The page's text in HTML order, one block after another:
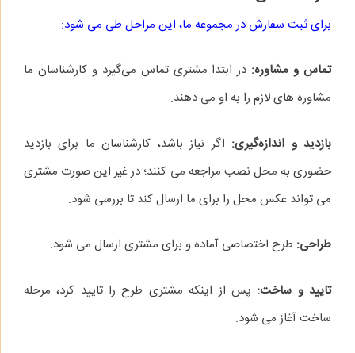
برای ثبت سفارش در مجموعه ما، این مراحل طی می‌ شود:
تماس و مشاوره: در ابتدا مشتری تماس می‌گیرد و کارشناسان ما
مشاوره‌ های لازم را به او می‌ دهند.
بازدید و اندازه‌گیری: اگر نیاز باشد، کارشناسان ما برای بازدید
حضوری به محل نصب مراجعه می کنند؛ در غیر این صورت مشتری
می‌ تواند عکس محل را برای ما ارسال کند تا بررسی شود.
طراحی: طرح اختصاصی آماده و برای مشتری ارسال می‌ شود.
تایید و ساخت: پس از اینکه مشتری طرح را تایید کرد، مرحله
ساخت آغاز می‌ شود.